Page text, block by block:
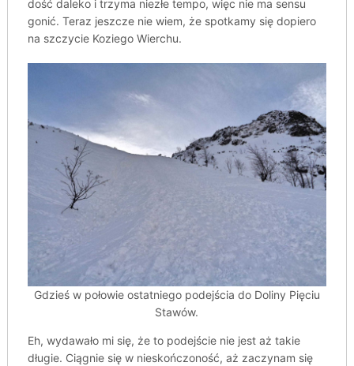
dość daleko i trzyma niezłe tempo, więc nie ma sensu
gonić. Teraz jeszcze nie wiem, że spotkamy się dopiero
na szczycie Koziego Wierchu.
Gdzieś w połowie ostatniego podejścia do Doliny Pięciu
Stawów.
Eh, wydawało mi się, że to podejście nie jest aż takie
długie. Ciągnie się w nieskończoność, aż zaczynam się